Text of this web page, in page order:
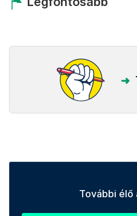
További élő